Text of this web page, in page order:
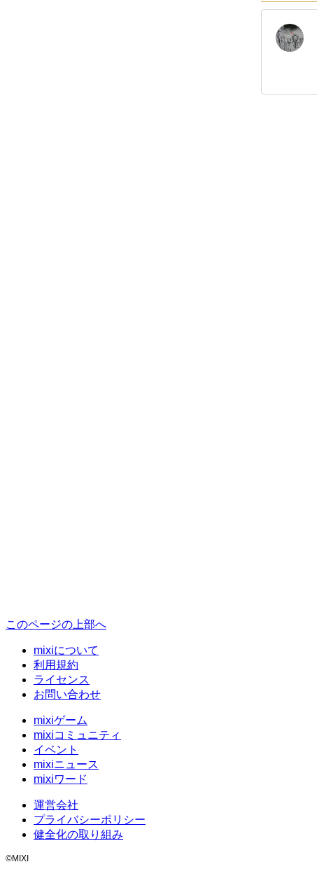
このページの上部へ
mixiについて
利用規約
ライセンス
お問い合わせ
mixiゲーム
mixiコミュニティ
イベント
mixiニュース
mixiワード
運営会社
プライバシーポリシー
健全化の取り組み
©MIXI